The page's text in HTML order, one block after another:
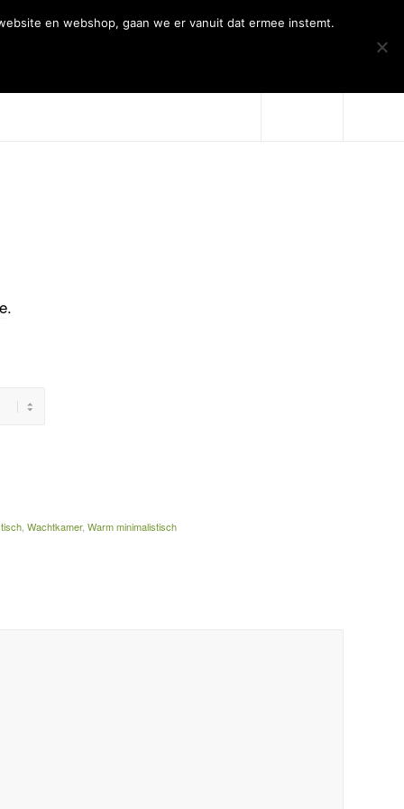
.
,Wachtkamer,Warm minimalistisch
en webshop, gaan we er vanuit dat ermee instemt.